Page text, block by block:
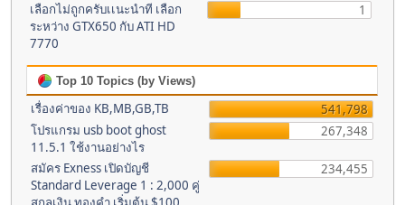
เลือกไม่ถูกครับเเนะนำที เลือก
ระหว่าง GTX650 กับ ATI HD
7770
1
Top 10 Topics (by Views)
เรื่องค่าของ KB,MB,GB,TB
541,798
โปรแกรม usb boot ghost
11.5.1 ใช้งานอย่างไร
267,348
สมัคร Exness เปิดบัญชี
Standard Leverage 1 : 2,000 คู่
234,455